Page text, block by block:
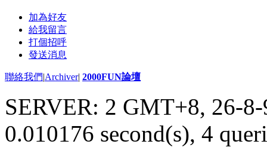
加為好友
給我留言
打個招呼
發送消息
聯絡我們|Archiver| 2000FUN論壇
SERVER: 2 GMT+8, 26-
0.010176 second(s), 4